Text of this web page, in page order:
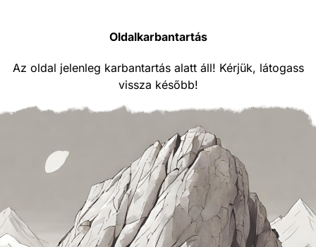
Oldalkarbantartás
Az oldal jelenleg karbantartás alatt áll! Kérjük, látogass
vissza később!